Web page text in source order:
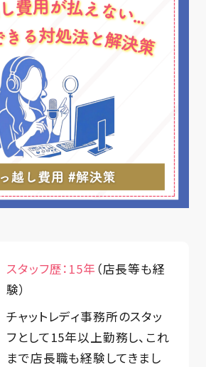
スタッフ歴：15年 （店長等も経
験）
チャットレディ事務所のスタッ
フとして15年以上勤務し、これ
まで店長職も経験してきまし